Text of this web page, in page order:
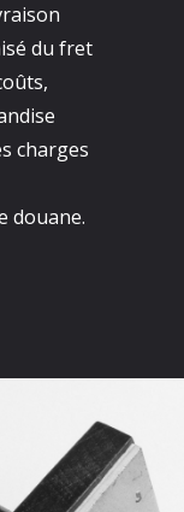
du fret
charges
douane.